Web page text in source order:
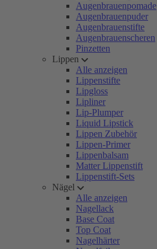
Augenbrauenpomade
Augenbrauenpuder
Augenbrauenstifte
Augenbrauenscheren
Pinzetten
Lippen
Alle anzeigen
Lippenstifte
Lipgloss
Lipliner
Lip-Plumper
Liquid Lipstick
Lippen Zubehör
Lippen-Primer
Lippenbalsam
Matter Lippenstift
Lippenstift-Sets
Nägel
Alle anzeigen
Nagellack
Base Coat
Top Coat
Nagelhärter